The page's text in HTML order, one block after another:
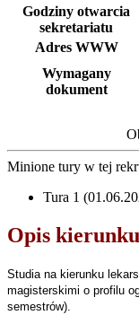
Godziny otwarcia
sekretariatu
Adres WWW
Wymagany
dokument
Minione tury w tej
Tura 1
Opis kierunku
Studia na kierunku
magisterskimi o profilu
semestrów).